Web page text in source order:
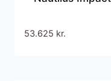
53.625 kr.